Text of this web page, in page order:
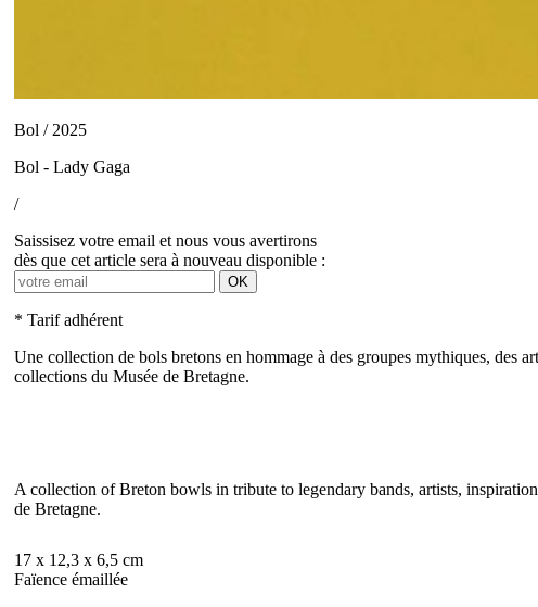
Bol / 2025
Bol - Lady Gaga
/
Saissisez votre email et nous vous avertirons
dès que cet article sera à nouveau disponible :
OK
* Tarif adhérent
Une collection de bols bretons en hommage à des groupes mythiques, des
collections du Musée de Bretagne.
A collection of Breton bowls in tribute to legendary bands, artists,
de Bretagne.
17 x 12,3 x 6,5 cm
Faïence émaillée